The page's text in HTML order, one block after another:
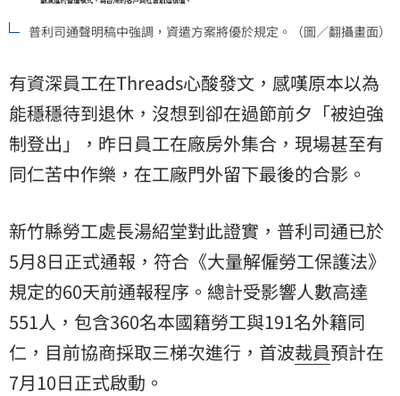
普利司通聲明稿中強調，資遣方案將優於規定。（圖／翻攝畫面）
有資深員工在Threads心酸發文，感嘆原本以為
能穩穩待到退休，沒想到卻在過節前夕「被迫強
制登出」，昨日員工在廠房外集合，現場甚至有
同仁苦中作樂，在工廠門外留下最後的合影。
新竹縣勞工處長湯紹堂對此證實，普利司通已於
5月8日正式通報，符合《大量解僱勞工保護法》
規定的60天前通報程序。總計受影響人數高達
551人，包含360名本國籍勞工與191名外籍同
仁，目前協商採取三梯次進行，首波裁員預計在
7月10日正式啟動。